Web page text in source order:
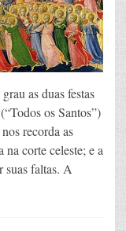
as duas festas
os Santos”)
recorda as
na corte celeste; e a
suas faltas. A